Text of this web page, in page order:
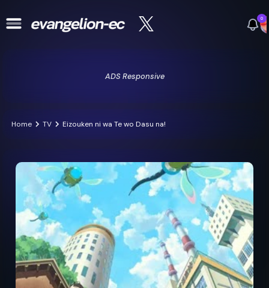
0
ADS Responsive
Home TV Eizouken ni wa Te wo Dasu na!